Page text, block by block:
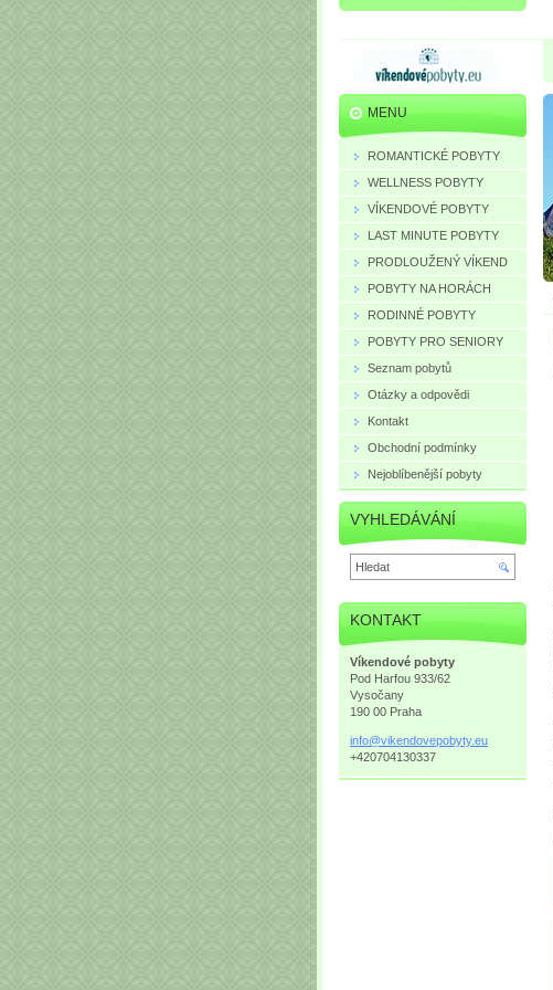
MENU
ROMANTICKÉ POBYTY
WELLNESS POBYTY
VÍKENDOVÉ POBYTY
LAST MINUTE POBYTY
PRODLOUŽENÝ VÍKEND
POBYTY NA HORÁCH
RODINNÉ POBYTY
POBYTY PRO SENIORY
Seznam pobytů
Otázky a odpovědi
Kontakt
Obchodní podmínky
Nejoblíbenější pobyty
VYHLEDÁVÁNÍ
KONTAKT
Víkendové pobyty
Pod Harfou 933/62
Vysočany
190 00 Praha
info@vikendovepobyty.eu
+420704130337